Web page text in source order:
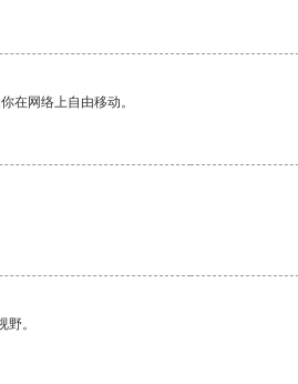
在网络上自由移动。
。